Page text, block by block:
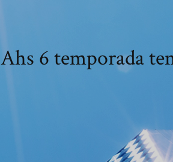
Ahs 6 temporada